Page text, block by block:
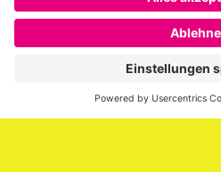
SAATKORN ist der Blog von
er über die Themen Employer